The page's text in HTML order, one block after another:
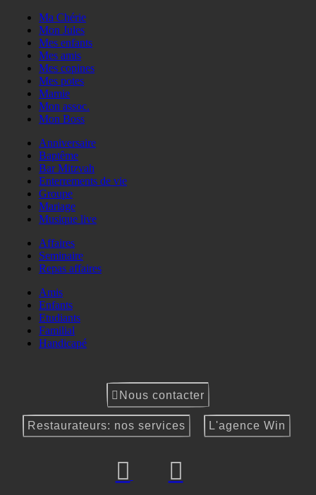
Ma Chérie
Mon Jules
Mes enfants
Mes amis
Mes copines
Mes potes
Mamie
Mon assoc.
Mon Boss
Anniversaire
Baptême
Bar Mitzvah
Enterrements de vie
Groupe
Mariage
Musique live
Affaires
Seminaire
Repas affaires
Amis
Enfants
Etudiants
Familial
Handicapé
Nous contacter
Restaurateurs: nos services L'agence Win